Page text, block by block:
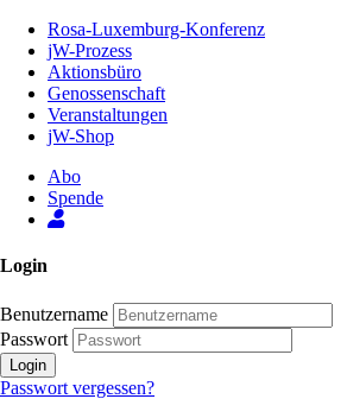
Inhalt
Seite
Rosa-Luxemburg-Konferenz
jW-Prozess
Aktionsbüro
Genossenschaft
Veranstaltungen
jW-Shop
Abo
Spende
Login
Benutzername
Passwort
Login
Passwort vergessen?